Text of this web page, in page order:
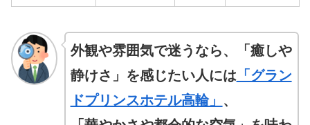
外観や雰囲気で迷うなら、「癒しや
静けさ」を感じたい人には 「グラン
ドプリンスホテル高輪」 、